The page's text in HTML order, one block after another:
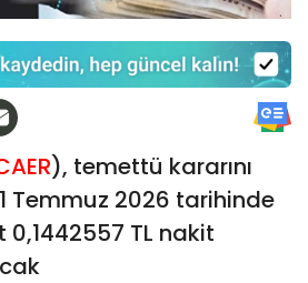
), temettü kararını
Temmuz 2026 tarihinde
0,1442557 TL nakit